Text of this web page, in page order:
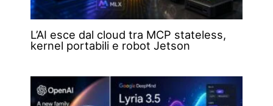
L’AI esce dal cloud tra MCP stateless,
kernel portabili e robot Jetson